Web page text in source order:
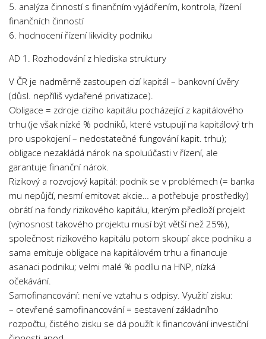
Novinky
5. analýza činností s finančním vyjádřením, kontrola, řízení
finančních činností
6. hodnocení řízení likvidity podniku
AD 1. Rozhodování z hlediska struktury
V ČR je nadměrně zastoupen cizí kapitál – bankovní úvěry
(důsl. nepříliš vydařené privatizace).
Obligace = zdroje cizího kapitálu pocházející z kapitálového
trhu (je však nízké % podniků, které vstupují na kapitálový trh
pro uspokojení – nedostatečné fungování kapit. trhu);
obligace nezakládá nárok na spoluúčasti v řízení, ale
garantuje finanční nárok.
Rizikový a rozvojový kapitál: podnik se v problémech (= banka
mu nepůjčí, nesmí emitovat akcie… a potřebuje prostředky)
obrátí na fondy rizikového kapitálu, kterým předloží projekt
(výnosnost takového projektu musí být větší než 25%),
společnost rizikového kapitálu potom skoupí akce podniku a
sama emituje obligace na kapitálovém trhu a financuje
asanaci podniku; velmi malé % podílu na HNP, nízká
očekávání.
Samofinancování: není ve vztahu s odpisy. Využití zisku:
– otevřené samofinancování = sestavení základního
rozpočtu, čistého zisku se dá použít k financování investiční